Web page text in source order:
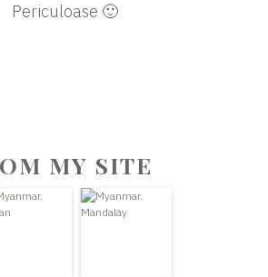
Periculoase 🙂
MY SITE